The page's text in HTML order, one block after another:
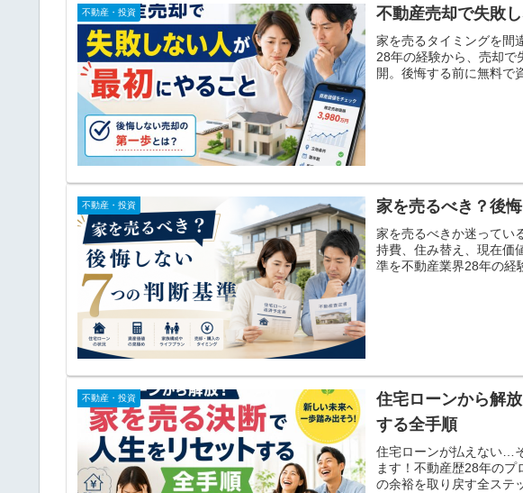
不動産・投資 不動産売却で失敗
家を売るタイミングを間
28年の経験から、売却で
開。後悔する前に無料で
不動産・投資 家を売るべき？後
家を売るべきか迷ってい
持費、住み替え、現在価
準を不動産業界28年の経
不動産・投資
住宅ローンから解
する全手順
住宅ローンが払えない…
ます！不動産歴28年の
の余裕を取り戻す全ステ